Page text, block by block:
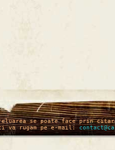
se poate face prin
va rugam pe e-mail: